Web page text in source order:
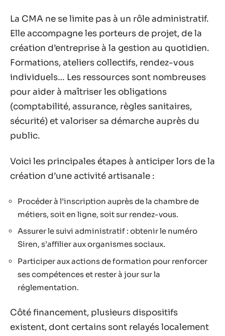
La CMA ne se limite pas à un rôle administratif.
Elle accompagne les porteurs de projet, de la
création d’entreprise à la gestion au quotidien.
Formations, ateliers collectifs, rendez-vous
individuels… Les ressources sont nombreuses
pour aider à maîtriser les obligations
(comptabilité, assurance, règles sanitaires,
sécurité) et valoriser sa démarche auprès du
public.
Voici les principales étapes à anticiper lors de la
création d’une activité artisanale :
Procéder à l’inscription auprès de la chambre de
métiers, soit en ligne, soit sur rendez-vous.
Assurer le suivi administratif : obtenir le numéro
Siren, s’affilier aux organismes sociaux.
Participer aux actions de formation pour renforcer
ses compétences et rester à jour sur la
réglementation.
Côté financement, plusieurs dispositifs
existent, dont certains sont relayés localement